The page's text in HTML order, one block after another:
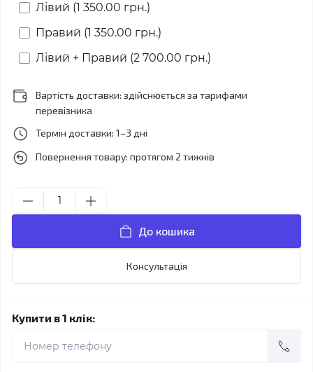
Лівий (1 350.00 грн.)
Правий (1 350.00 грн.)
Лівий + Правий (2 700.00 грн.)
Вартість доставки: здійснюється за тарифами
перевізника
Термін доставки: 1–3 дні
Повернення товару: протягом 2 тижнів
До кошика
Консультація
Купити в 1 клік: